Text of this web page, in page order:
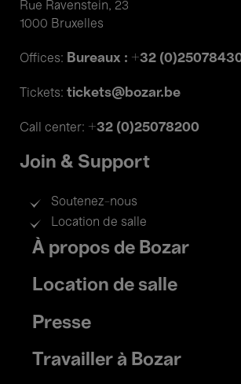
Rue Ravenstein, 23
1000 Bruxelles
Offices: Bureaux : +32
Tickets: tickets@bozar.be
Call center: +32 (0)25078200
Join & Support
Soutenez-nous
Location de salle
Footer
menu
À propos de Bozar
Location de salle
Presse
Travailler à Bozar